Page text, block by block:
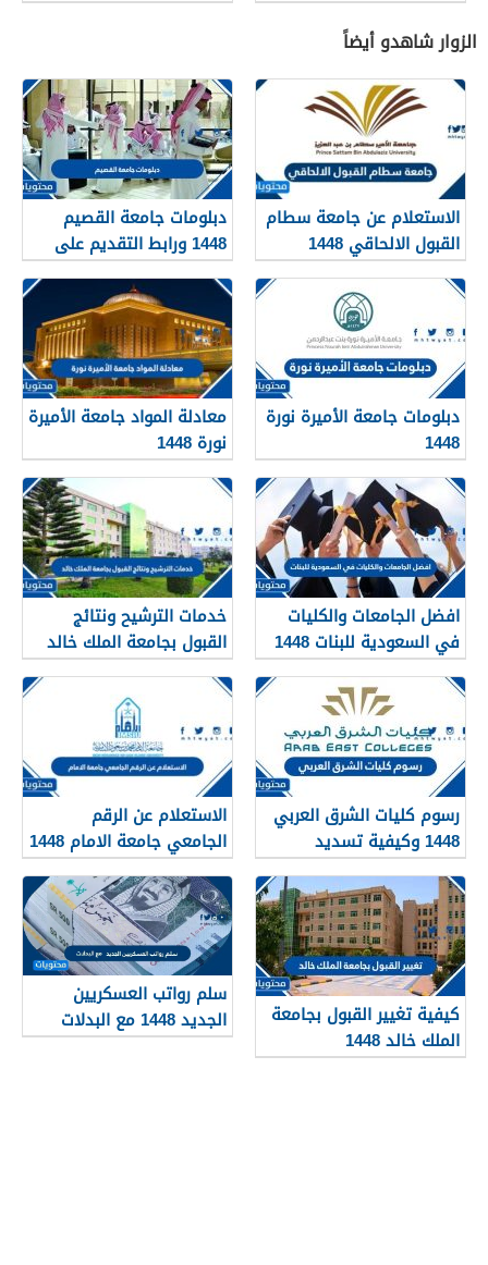
lms.qu.edu.sa
الزوار شاهدو أيضاً
الاستعلام عن جامعة سطام
القبول الالحاقي 1448
دبلومات جامعة القصيم
1448 ورابط التقديم على
دبلومات جامعة القصيم
qudcss.com
دبلومات جامعة الأميرة نورة
1448
معادلة المواد جامعة الأميرة
نورة 1448
افضل الجامعات والكليات
في السعودية للبنات 1448
خدمات الترشيح ونتائج
القبول بجامعة الملك خالد
1448
رسوم كليات الشرق العربي
1448 وكيفية تسديد
الرسوم
الاستعلام عن الرقم
الجامعي جامعة الامام 1448
كيفية تغيير القبول بجامعة
الملك خالد 1448
سلم رواتب العسكريين
الجديد 1448 مع البدلات